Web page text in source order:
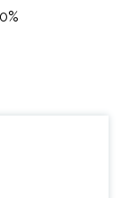
0%